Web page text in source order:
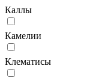
Каллы
Камелии
Клематисы